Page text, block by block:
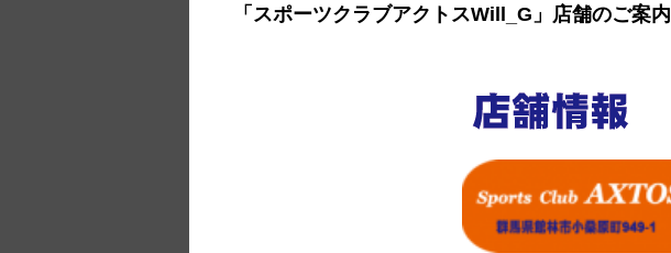
「スポーツクラブアクトスWill_G」店舗のご案内